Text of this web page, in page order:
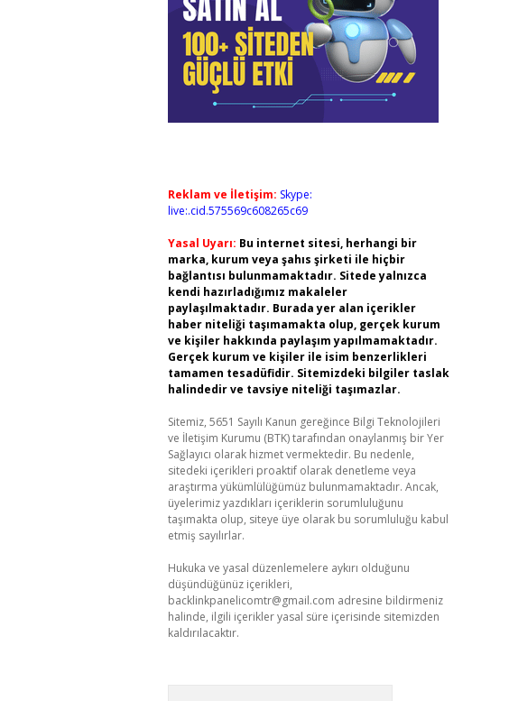
Reklam ve İletişim: Skype:
live:.cid.575569c608265c69
Yasal Uyarı: Bu internet sitesi, herhangi bir
marka, kurum veya şahıs şirketi ile hiçbir
bağlantısı bulunmamaktadır. Sitede yalnızca
kendi hazırladığımız makaleler
paylaşılmaktadır. Burada yer alan içerikler
haber niteliği taşımamakta olup, gerçek kurum
ve kişiler hakkında paylaşım yapılmamaktadır.
Gerçek kurum ve kişiler ile isim benzerlikleri
tamamen tesadüfidir. Sitemizdeki bilgiler taslak
halindedir ve tavsiye niteliği taşımazlar.
Sitemiz, 5651 Sayılı Kanun gereğince Bilgi Teknolojileri
ve İletişim Kurumu (BTK) tarafından onaylanmış bir Yer
Sağlayıcı olarak hizmet vermektedir. Bu nedenle,
sitedeki içerikleri proaktif olarak denetleme veya
araştırma yükümlülüğümüz bulunmamaktadır. Ancak,
üyelerimiz yazdıkları içeriklerin sorumluluğunu
taşımakta olup, siteye üye olarak bu sorumluluğu kabul
etmiş sayılırlar.
Hukuka ve yasal düzenlemelere aykırı olduğunu
düşündüğünüz içerikleri,
backlinkpanelicomtr@gmail.com adresine bildirmeniz
halinde, ilgili içerikler yasal süre içerisinde sitemizden
kaldırılacaktır.